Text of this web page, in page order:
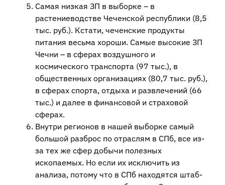
Самая низкая ЗП в выборке – в
растениеводстве Чеченской республики (8,5
тыс. руб.). Кстати, чеченские продукты
питания весьма хороши. Самые высокие ЗП
Чечни – в сферах воздушного и
космического транспорта (97 тыс.), в
общественных организациях (80,7 тыс. руб.),
в сферах спорта, отдыха и развлечений (66
тыс.) и далее в финансовой и страховой
сферах.
Внутри регионов в нашей выборке самый
большой разброс по отраслям в СПб, все из-
за тех же сфер добычи полезных
ископаемых. Но если их исключить из
анализа, потому что в СПб находятся штаб-